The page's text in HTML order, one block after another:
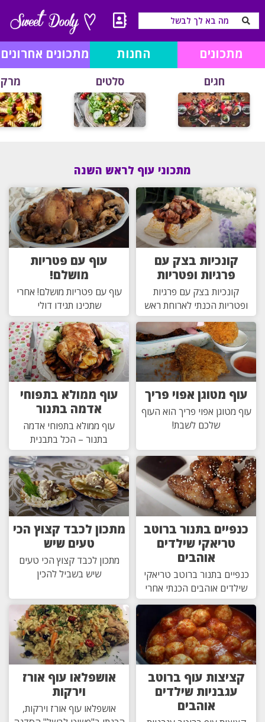
מתכונים החנות מתכונים אחרונים
חגים סלטים
מתכוני עוף לראש השנה
קונכיות בצק עם
פרגיות ופטריות
קונכיות בצק עם פרגיות
ופטריות הכנתי לארוחת ראש
עוף עם פטריות
מושלם!
עוף עם פטריות מושלם! אחרי
שתכינו תגידו דולי
עוף מטוגן אפוי פריך
עוף מטוגן אפוי פריך הוא העוף
שלכם לשבת!
עוף ממולא בתפוחי
אדמה בתנור
עוף ממולא בתפוחי אדמה
בתנור – הכל בתבנית
כנפיים בתנור ברוטב
טריאקי שילדים
אוהבים
כנפיים בתנור ברוטב טריאקי
שילדים אוהבים הכנתי אחרי
מתכון לכבד קצוץ הכי
טעים שיש
מתכון לכבד קצוץ הכי טעים
שיש בשביל להכין
קציצות עוף ברוטב
עגבניות שילדים
אוהבים
אושפלאו עוף אורז
וירקות
אושפלאו עוף אורז וירקות,